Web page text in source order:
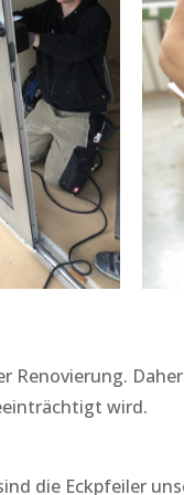
Renovierung.
wird.
die Eckpfeiler